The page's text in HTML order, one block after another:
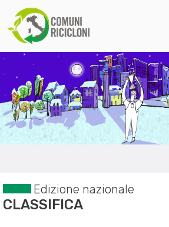
Edizione nazionale
CLASSIFICA